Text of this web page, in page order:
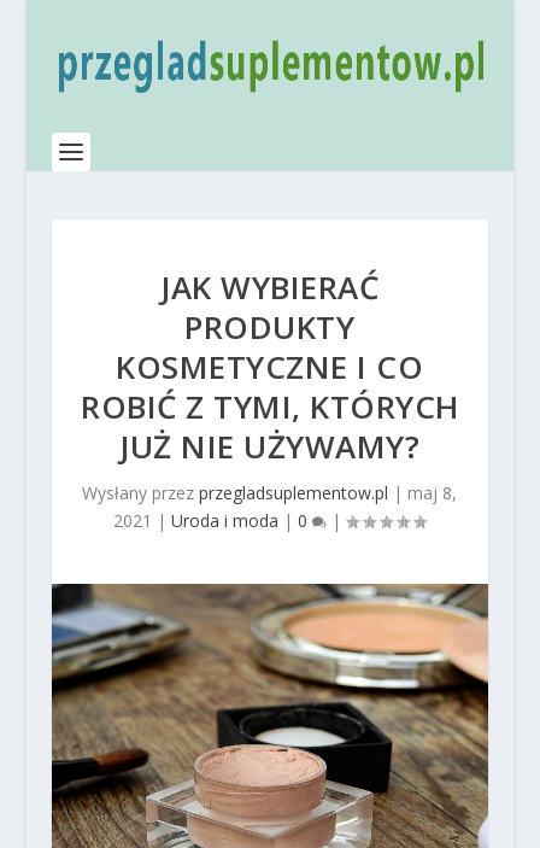
JAK WYBIERAĆ
PRODUKTY
KOSMETYCZNE I CO
ROBIĆ Z TYMI, KTÓRYCH
JUŻ NIE UŻYWAMY?
Wysłany przezprzegladsuplementow.pl | maj 8,
2021 |Uroda i moda |0 |